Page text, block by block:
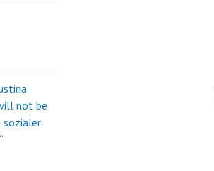
not be
sozialer